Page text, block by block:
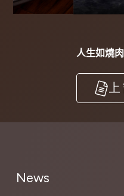
人生如燒
News